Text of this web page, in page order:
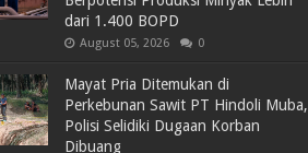
dari 1.400 BOPD
August 05, 2026 0
Mayat Pria Ditemukan di
Perkebunan Sawit PT Hindoli Muba,
Polisi Selidiki Dugaan Korban
Dibuang